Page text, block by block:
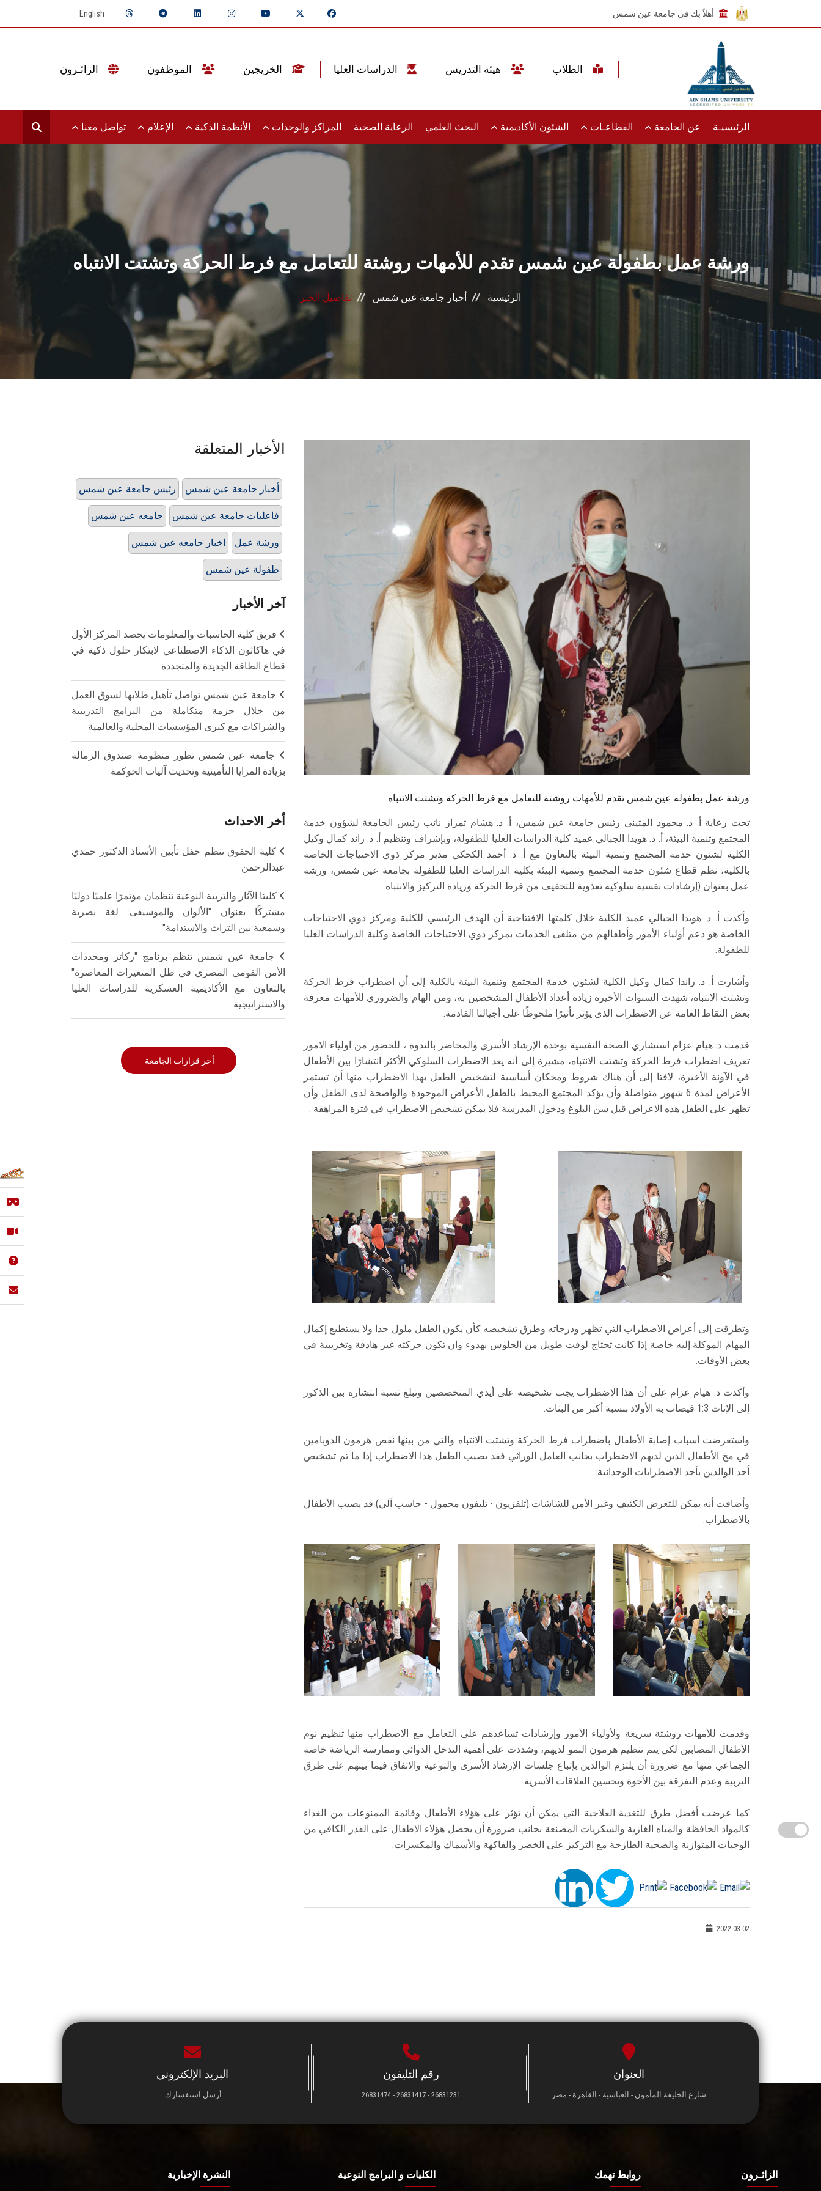
أهلاً بك في جامعة عين شمس English
الرئيسيـة عن الجامعة القطاعـات الشئون الأكاديمية البحث العلمي الرعاية الصحية المراكز والوحدات الأنظمة الذكية الإعلام تواصل معنا
ورشة عمل بطفولة عين شمس تقدم للأمهات روشتة للتعامل مع فرط الحركة وتشتت الانتباه
الرئيسية أخبار جامعة عين شمس تفاصيل الخبر
ورشة عمل بطفولة عين شمس تقدم للأمهات روشتة للتعامل مع فرط الحركة وتشتت الانتباه
تحت رعاية أ. د. محمود المتينى رئيس جامعة عين شمس، أ. د. هشام تمراز نائب رئيس الجامعة لشؤون خدمة
المجتمع وتنمية البيئة، أ. د. هويدا الجبالي عميد كلية الدراسات العليا للطفولة، وبإشراف وتنظيم أ. د. راند كمال وكيل
الكلية لشئون خدمة المجتمع وتنمية البيئة بالتعاون مع أ. د. أحمد الكحكي مدير مركز ذوي الاحتياجات الخاصة
بالكلية، نظم قطاع شئون خدمة المجتمع وتنمية البيئة بكلية الدراسات العليا للطفولة بجامعة عين شمس، ورشة
عمل بعنوان (إرشادات نفسية سلوكية تغذوية للتخفيف من فرط الحركة وزيادة التركيز والانتباه .
وأكدت أ. د. هويدا الجبالي عميد الكلية خلال كلمتها الافتتاحية أن الهدف الرئيسي للكلية ومركز ذوي الاحتياجات
الخاصة هو دعم أولياء الأمور وأطفالهم من متلقى الخدمات بمركز ذوي الاحتياجات الخاصة وكلية الدراسات العليا
للطفولة.
وأشارت أ. د. راندا كمال وكيل الكلية لشئون خدمة المجتمع وتنمية البيئة بالكلية إلى أن اضطراب فرط الحركة
وتشتت الانتباه، شهدت السنوات الأخيرة زيادة أعداد الأطفال المشخصين به، ومن الهام والضروري للأمهات معرفة
بعض النقاط العامة عن الاضطراب الذى يؤثر تأثيرًا ملحوظًا على أجيالنا القادمة.
قدمت د. هيام عزام استشاري الصحة النفسية بوحدة الإرشاد الأسري والمحاضر بالندوة ، للحضور من اولياء الامور
تعريف اضطراب فرط الحركة وتشتت الانتباه، مشيرة إلى أنه يعد الاضطراب السلوكي الأكثر انتشارًا بين الأطفال
في الآونة الأخيرة، لافتا إلى أن هناك شروط ومحكان أساسية لتشخيص الطفل بهذا الاضطراب منها أن تستمر
الأعراض لمدة 6 شهور متواصلة وأن يؤكد المجتمع المحيط بالطفل الأعراض الموجودة والواضحة لدى الطفل وأن
تظهر على الطفل هذه الاعراض قبل سن البلوغ ودخول المدرسة فلا يمكن تشخيص الاضطراب في فترة المراهقة .
وتطرقت إلى أعراض الاضطراب التي تظهر ودرجاته وطرق تشخيصه كأن يكون الطفل ملول جدا ولا يستطيع إكمال
المهام الموكلة إليه خاصة إذا كانت تحتاج لوقت طويل من الجلوس بهدوء وان تكون حركته غير هادفة وتخريبية في
بعض الأوقات.
وأكدت د. هيام عزام على أن هذا الاضطراب يجب تشخيصه على أيدي المتخصصين وتبلغ نسبة انتشاره بين الذكور
إلى الإناث 1:3 فيصاب به الأولاد بنسبة أكبر من البنات.
واستعرضت أسباب إصابة الأطفال باضطراب فرط الحركة وتشتت الانتباه والتي من بينها نقص هرمون الدوبامين
في مخ الأطفال الذين لديهم الاضطراب بجانب العامل الوراثي فقد يصيب الطفل هذا الاضطراب إذا ما تم تشخيص
أحد الوالدين بأجد الاضطرابات الوجدانية.
وأضافت أنه يمكن للتعرض الكثيف وغير الأمن للشاشات (تلفزيون - تليفون محمول - حاسب آلي) قد يصيب الأطفال
بالاضطراب.
وقدمت للأمهات روشتة سريعة ولأولياء الأمور وإرشادات تساعدهم على التعامل مع الاضطراب منها تنظيم نوم
الأطفال المصابين لكي يتم تنظيم هرمون النمو لديهم، وشددت على أهمية التدخل الدوائي وممارسة الرياضة خاصة
الجماعي منها مع ضرورة أن يلتزم الوالدين بإتباع جلسات الإرشاد الأسرى والتوعية والاتفاق فيما بينهم على طرق
التربية وعدم التفرقة بين الأخوة وتحسين العلاقات الأسرية.
كما عرضت أفضل طرق للتغذية العلاجية التي يمكن أن تؤثر على هؤلاء الأطفال وقائمة الممنوعات من الغذاء
كالمواد الحافظة والمياه الغازية والسكريات المصنعة بجانب ضرورة أن يحصل هؤلاء الاطفال على القدر الكافي من
الوجبات المتوازنة والصحية الطازجة مع التركيز على الخضر والفاكهة والأسماك والمكسرات.
2022-03-02
الأخبار المتعلقة
رئيس جامعة عين شمس أخبار جامعة عين شمس
جامعه عين شمس فاعليات جامعة عين شمس
اخبار جامعه عين شمس ورشة عمل
طفولة عين شمس
آخر الأخبار
فريق كلية الحاسبات والمعلومات يحصد المركز الأول
في هاكاثون الذكاء الاصطناعي لابتكار حلول ذكية في
قطاع الطاقة الجديدة والمتجددة
جامعة عين شمس تواصل تأهيل طلابها لسوق العمل
من خلال حزمة متكاملة من البرامج التدريبية
والشراكات مع كبرى المؤسسات المحلية والعالمية
جامعة عين شمس تطور منظومة صندوق الزمالة
بزيادة المزايا التأمينية وتحديث آليات الحوكمة
أخر الاحداث
كلية الحقوق تنظم حفل تأبين الأستاذ الدكتور حمدي
عبدالرحمن
كليتا الآثار والتربية النوعية تنظمان مؤتمرًا علميًا دوليًا
مشتركًا بعنوان "الألوان والموسيقى: لغة بصرية
وسمعية بين التراث والاستدامة"
جامعة عين شمس تنظم برنامج "ركائز ومحددات
الأمن القومي المصري في ظل المتغيرات المعاصرة"
بالتعاون مع الأكاديمية العسكرية للدراسات العليا
والاستراتيجية
أخر قرارات الجامعة
العنوان
شارع الخليفة المأمون - العباسية - القاهرة - مصر
رقم التليفون
26831231 - 26831417 - 26831474
البريد الإلكتروني
أرسل استفسارك.
الزائـرون روابط تهمك الكليات و البرامج النوعية النشرة الإخبارية